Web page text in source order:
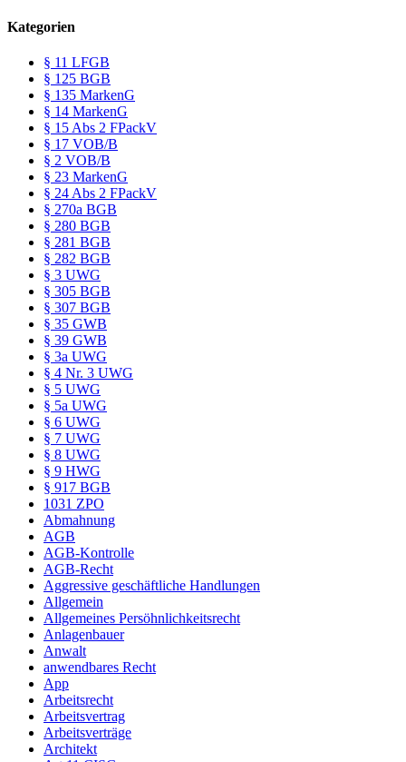
Kategorien
§ 11 LFGB
§ 125 BGB
§ 135 MarkenG
§ 14 MarkenG
§ 15 Abs 2 FPackV
§ 17 VOB/B
§ 2 VOB/B
§ 23 MarkenG
§ 24 Abs 2 FPackV
§ 270a BGB
§ 280 BGB
§ 281 BGB
§ 282 BGB
§ 3 UWG
§ 305 BGB
§ 307 BGB
§ 35 GWB
§ 39 GWB
§ 3a UWG
§ 4 Nr. 3 UWG
§ 5 UWG
§ 5a UWG
§ 6 UWG
§ 7 UWG
§ 8 UWG
§ 9 HWG
§ 917 BGB
1031 ZPO
Abmahnung
AGB
AGB-Kontrolle
AGB-Recht
Aggressive geschäftliche Handlungen
Allgemein
Allgemeines Persöhnlichkeitsrecht
Anlagenbauer
Anwalt
anwendbares Recht
App
Arbeitsrecht
Arbeitsvertrag
Arbeitsverträge
Architekt